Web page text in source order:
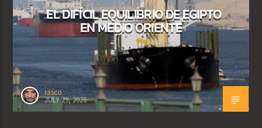
EL DIFÍCIL EQUILIBRIO DE EGIPTO
EN MEDIO ORIENTE
rasco
JULY 29, 2026